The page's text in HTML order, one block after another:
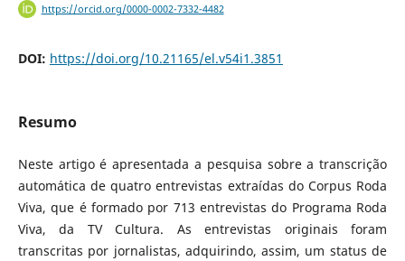
https://orcid.org/0000-0002-7332-4482
DOI: https://doi.org/10.21165/el.v54i1.3851
Resumo
Neste artigo é apresentada a pesquisa sobre a transcrição
automática de quatro entrevistas extraídas do Corpus Roda
Viva, que é formado por 713 entrevistas do Programa Roda
Viva, da TV Cultura. As entrevistas originais foram
transcritas por jornalistas, adquirindo, assim, um status de